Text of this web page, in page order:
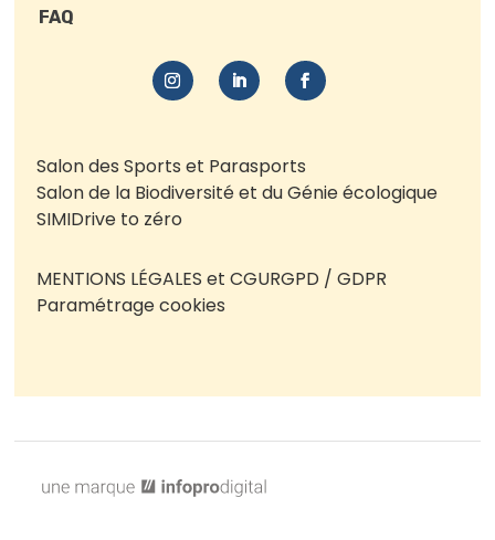
FAQ
Salon des Sports et Parasports
Salon de la Biodiversité et du Génie écologique
SIMIDrive to zéro
MENTIONS LÉGALES et CGURGPD / GDPR
Paramétrage cookies